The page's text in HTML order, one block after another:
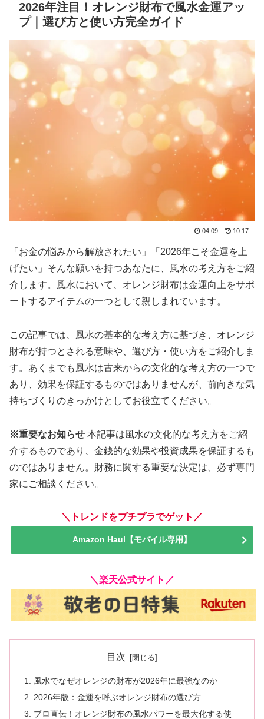
2026年注目！オレンジ財布で風水金運アッ
プ｜選び方と使い方完全ガイド
04.09 10.17
「お金の悩みから解放されたい」「2026年こそ金運を上
げたい」そんな願いを持つあなたに、風水の考え方をご紹
介します。風水において、オレンジ財布は金運向上をサポ
ートするアイテムの一つとして親しまれています。
この記事では、風水の基本的な考え方に基づき、オレンジ
財布が持つとされる意味や、選び方・使い方をご紹介しま
す。あくまでも風水は古来からの文化的な考え方の一つで
あり、効果を保証するものではありませんが、前向きな気
持ちづくりのきっかけとしてお役立てください。
※重要なお知らせ 本記事は風水の文化的な考え方をご紹
介するものであり、金銭的な効果や投資成果を保証するも
のではありません。財務に関する重要な決定は、必ず専門
家にご相談ください。
＼トレンドをプチプラでゲット／
Amazon Haul【モバイル専用】
＼楽天公式サイト／
目次
風水でなぜオレンジの財布が2026年に最強なのか
2026年版：金運を呼ぶオレンジ財布の選び方
プロ直伝！オレンジ財布の風水パワーを最大化する使